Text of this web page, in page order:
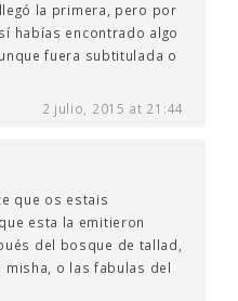
la primera, pero por
habías encontrado algo
fuera subtitulada o
2 julio, 2015 at 21:44
que os estais
esta la emitieron
del bosque de tallad,
o las fabulas del